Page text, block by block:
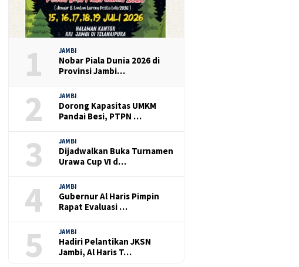
1 JAMBI
Nobar Piala Dunia 2026 di
Provinsi Jambi…
2 JAMBI
Dorong Kapasitas UMKM
Pandai Besi, PTPN …
3 JAMBI
Dijadwalkan Buka Turnamen
Urawa Cup VI d…
4 JAMBI
Gubernur Al Haris Pimpin
Rapat Evaluasi …
5 JAMBI
Hadiri Pelantikan JKSN
Jambi, Al Haris T…